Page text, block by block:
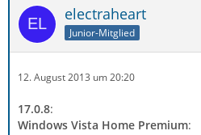
electraheart
Junior-Mitglied
12. August 2013 um 20:20
17.0.8:
Windows Vista Home Premium: